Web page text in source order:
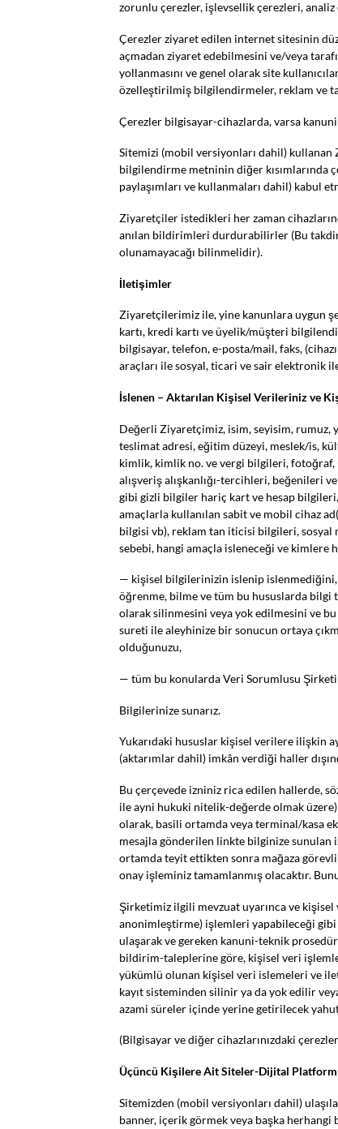
zorunlu çerezler, işlevsellik çerezleri,
Çerezler ziyaret edilen internet sitesinin
açmadan ziyaret edebilmesini ve/veya
yollanmasını ve genel olarak site
özelleştirilmiş bilgilendirmeler, reklam ve
Çerezler bilgisayar-cihazlarda, varsa
Sitemizi (mobil versiyonları dahil) kullanan
bilgilendirme metninin diğer
paylaşımları ve kullanmaları dahil) kabul
Ziyaretçiler istedikleri her zaman
anılan bildirimleri durdurabilirler (Bu
olunamayacağı bilinmelidir).
İletişimler
Ziyaretçilerimiz ile, yine kanunlara uygun
kartı, kredi kartı ve üyelik/müşteri
bilgisayar, telefon, e-posta/mail, faks,
araçları ile sosyal, ticari ve sair
İslenen – Aktarılan Kişisel Verileriniz ve
Değerli Ziyaretçimiz, isim, seyisim, rumuz,
teslimat adresi, eğitim düzeyi, meslek/is,
kimlik, kimlik no. ve vergi bilgileri, fotoğraf,
alışveriş alışkanlığı-tercihleri, beğenileri
gibi gizli bilgiler hariç kart ve hesap
amaçlarla kullanılan sabit ve mobil cihaz
bilgisi vb), reklam tan iticisi bilgileri,
sebebi, hangi amaçla isleneceği ve kimlere
— kişisel bilgilerinizin islenip islenmediğini,
öğrenme, bilme ve tüm bu hususlarda bilgi
olarak silinmesini veya yok edilmesini ve
sureti ile aleyhinize bir sonucun ortaya
olduğunuzu,
— tüm bu konularda Veri Sorumlusu
Bilgilerinize sunarız.
Yukarıdaki hususlar kişisel verilere ilişkin
(aktarımlar dahil) imkân verdiği haller
Bu çerçevede izniniz rica edilen hallerde,
ile ayni hukuki nitelik-değerde olmak
olarak, basili ortamda veya terminal/kasa
mesajla gönderilen linkte bilginize
ortamda teyit ettikten sonra mağaza
onay işleminiz tamamlanmış olacaktır.
Şirketimiz ilgili mevzuat uyarınca ve
anonimleştirme) işlemleri yapabileceği
ulaşarak ve gereken kanuni-teknik
bildirim-taleplerine göre, kişisel veri
yükümlü olunan kişisel veri islemeleri ve
kayıt sisteminden silinir ya da yok edilir
azami süreler içinde yerine getirilecek
(Bilgisayar ve diğer cihazlarınızdaki
Üçüncü Kişilere Ait Siteler-Dijital
Sitemizden (mobil versiyonları dahil)
banner, içerik görmek veya başka